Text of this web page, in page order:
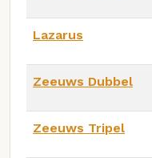
Lazarus
Zeeuws Dubbel
Zeeuws Tripel